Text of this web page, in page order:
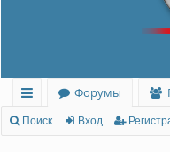
с
Форумы
Поиск Вход